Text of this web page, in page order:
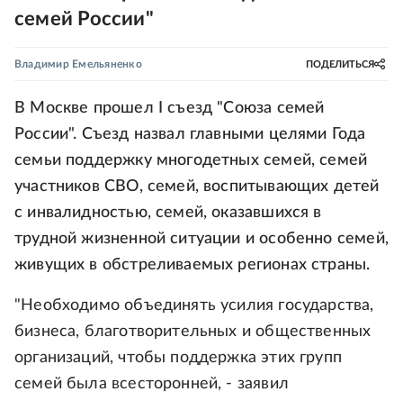
семей России"
Владимир Емельяненко ПОДЕЛИТЬСЯ
В Москве прошел I съезд "Союза семей
России". Съезд назвал главными целями Года
семьи поддержку многодетных семей, семей
участников СВО, семей, воспитывающих детей
с инвалидностью, семей, оказавшихся в
трудной жизненной ситуации и особенно семей,
живущих в обстреливаемых регионах страны.
"Необходимо объединять усилия государства,
бизнеса, благотворительных и общественных
организаций, чтобы поддержка этих групп
семей была всесторонней, - заявил